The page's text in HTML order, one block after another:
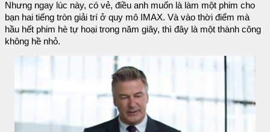
Nhưng ngay lúc này, có vẻ, điều anh muốn là làm một phim cho
bạn hai tiếng tròn giải trí ở quy mô IMAX. Và vào thời điểm mà
hầu hết phim hè tự hoại trong năm giây, thì đây là một thành công
không hề nhỏ.